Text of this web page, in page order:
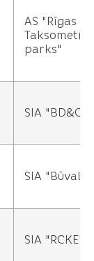
AS "Rīgas
Taksometru
parks"
SIA "BD&C"
SIA
SIA "RCKE"